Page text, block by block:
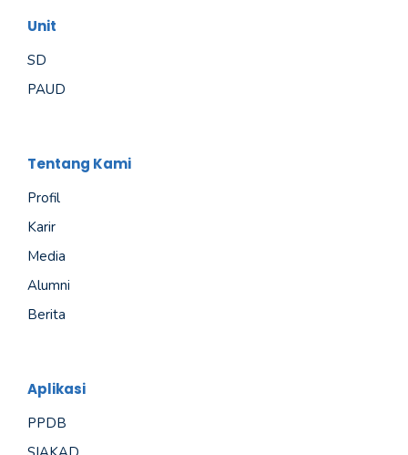
Unit
SD
PAUD
Tentang Kami
Profil
Karir
Media
Alumni
Berita
Aplikasi
PPDB